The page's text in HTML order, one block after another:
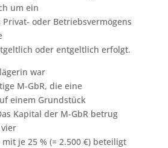
um ein
oder Betriebsvermögens
oder entgeltlich erfolgt.
war
M-GbR, die eine
einem Grundstück
Kapital der M-GbR betrug
je 25 % (= 2.500 €) beteiligt